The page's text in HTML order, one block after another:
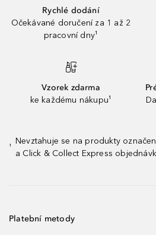
Rychlé dodání
Očekávané doručení za 1 až 2
pracovní dny¹
Vzorek zdarma
ke každému nákupu¹
¹
Nevztahuje se na produkty
a Click & Collect Express
Platební metody